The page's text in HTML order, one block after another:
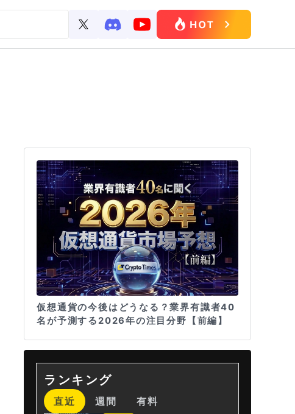
仮想通貨の今後はどうなる？業界有識者40
名が予測する2026年の注目分野【前編】
ランキング
直近 週間 有料